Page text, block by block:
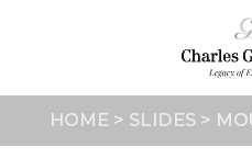
HOME > SLIDES>